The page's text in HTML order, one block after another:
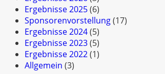
Ergebnisse 2025(6)
Sponsorenvorstellung(17)
Ergebnisse 2024(5)
Ergebnisse 2023(5)
Ergebnisse 2022(1)
Allgemein (3)